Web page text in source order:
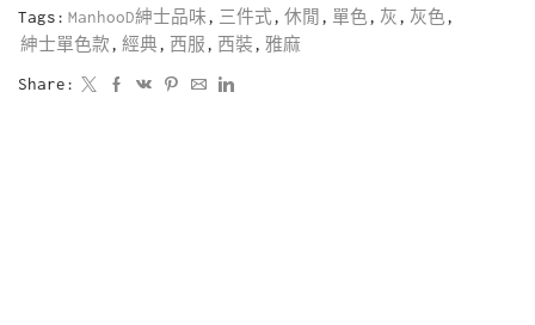
Tags: ManhooD紳士品味, 三件式, 休閒 , 單色, 灰, 灰色,
紳士單色款, 經典, 西服, 西裝, 雅麻
Share: